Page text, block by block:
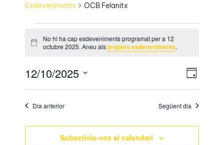
Esdeveniments OCB Felanitx
Avís
No hi ha cap esdeveniments programat per a 12
octubre 2025. Aneu alspropers esdeveniments.
Vistes
de
Dia
12/10/2025
data.
Dia anterior Següent dia
Subscriviu-vos al calendari